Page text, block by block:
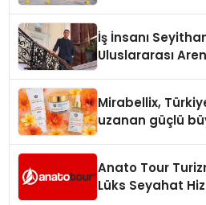
İş İnsanı
Uluslararası
Mirabellix,
uzanan güçlü
Anato Tour
Lüks Seyahat